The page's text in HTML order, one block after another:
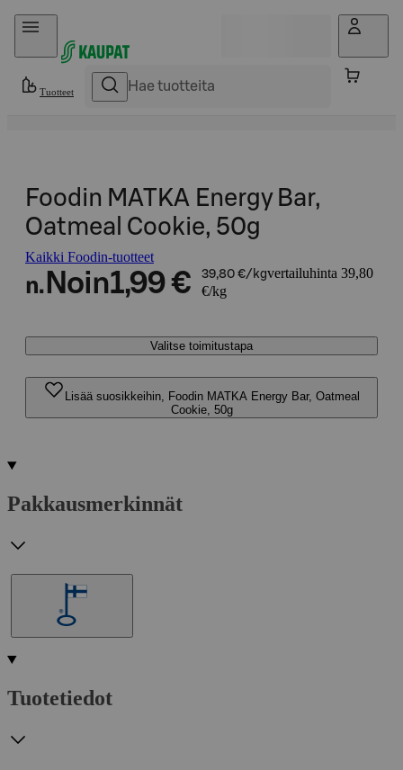
Hyppää sisältöön
Tuotteet
Foodin MATKA Energy Bar,
Oatmeal Cookie, 50g
Kaikki Foodin-tuotteet
n. Noin1,99 € 39,80 €/kgvertailuhinta 39,80
€/kg
Valitse toimitustapa
Lisää suosikkeihin, Foodin MATKA Energy Bar, Oatmeal
Cookie, 50g
Pakkausmerkinnät
Tuotetiedot